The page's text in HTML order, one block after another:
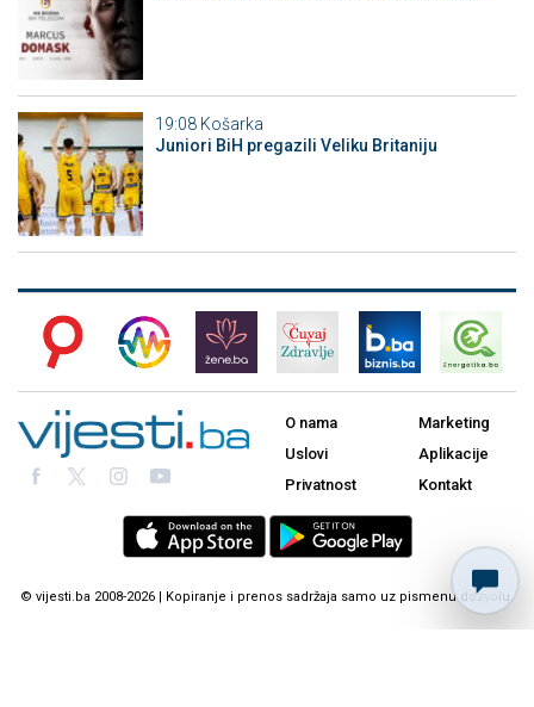
19:08 Košarka
Juniori BiH pregazili Veliku Britaniju
O nama
Uslovi
Privatnost
Marketing
Aplikacije
Kontakt
© vijesti.ba 2008-2026 | Kopiranje i prenos sadržaja samo uz pismenu dozvolu.